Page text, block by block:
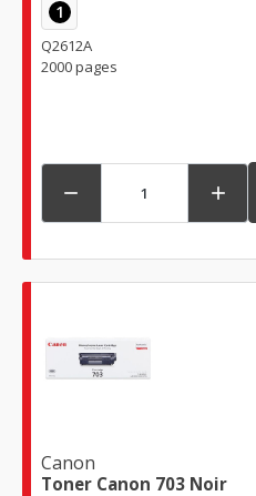
1
Q2612A
2000 pages
 
Canon
Toner Canon 703 Noir